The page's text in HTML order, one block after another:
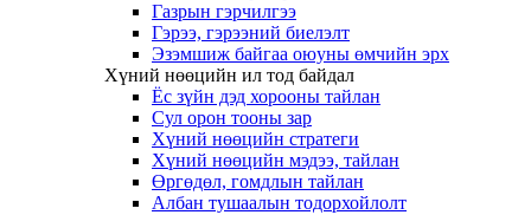
Газрын гэрчилгээ
Гэрээ, гэрээний биелэлт
Эзэмшиж байгаа оюуны өмчийн эрх
Хүний нөөцийн ил тод байдал
Ёс зүйн дэд хорооны тайлан
Сул орон тооны зар
Хүний нөөцийн стратеги
Хүний нөөцийн мэдээ, тайлан
Өргөдөл, гомдлын тайлан
Албан тушаалын тодорхойлолт